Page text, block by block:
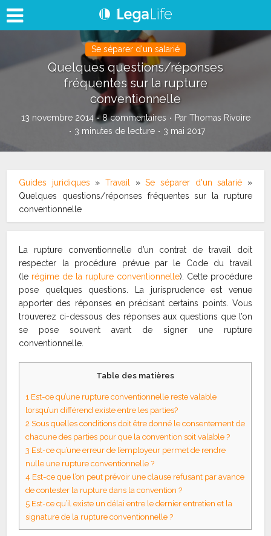
Se séparer d'un salarié
Quelques questions/réponses
fréquentes sur la rupture
conventionnelle
13 novembre 2014 8 commentaires Par Thomas Rivoire
3 minutes de lecture
3 mai 2017
Guides juridiques »Travail »Se séparer d'un salarié »
Quelques questions/réponses fréquentes sur la rupture
conventionnelle
La rupture conventionnelle d’un contrat de travail doit
respecter la procédure prévue par le Code du travail
(le régime de la rupture conventionnelle). Cette procédure
pose quelques questions. La jurisprudence est venue
apporter des réponses en précisant certains points. Vous
trouverez ci-dessous des réponses aux questions que l’on
se pose souvent avant de signer une rupture
conventionnelle.
Table des matières
1 Est-ce qu’une rupture conventionnelle reste valable
lorsqu’un différend existe entre les parties?
2Sous quelles conditions doit être donné le consentement de
chacune des parties pour que la convention soit valable ?
3 Est-ce qu’une erreur de l’employeur permet de rendre
nulle une rupture conventionnelle ?
4 Est-ce que l’on peut prévoir une clause refusant par avance
de contester la rupture dans la convention ?
5 Est-ce qu’il existe un délai entre le dernier entretien et la
signature de la rupture conventionnelle ?